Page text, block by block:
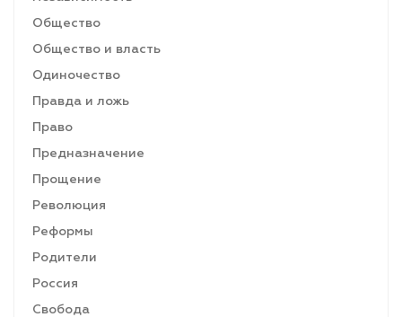
Общество
Общество и власть
Одиночество
Правда и ложь
Право
Предназначение
Прощение
Революция
Реформы
Родители
Россия
Свобода